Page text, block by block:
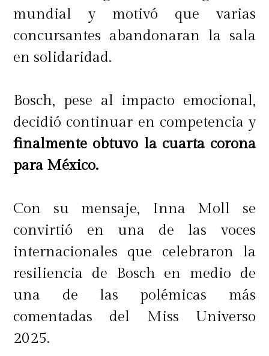
mundial y motivó que varias
concursantes abandonaran la sala
en solidaridad.
Bosch, pese al impacto emocional,
decidió continuar en competencia y
finalmente obtuvo la cuarta corona
para México.
Con su mensaje, Inna Moll se
convirtió en una de las voces
internacionales que celebraron la
resiliencia de Bosch en medio de
una de las polémicas más
comentadas del Miss Universo
2025.